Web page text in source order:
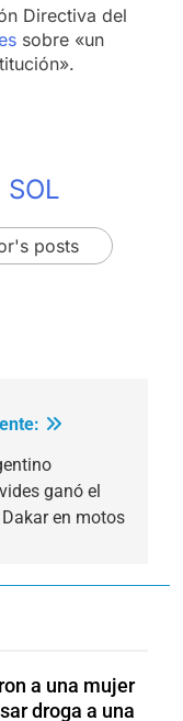
Directiva del
sobre «un
SOL
posts
ganó el
en motos
a una mujer
droga a una